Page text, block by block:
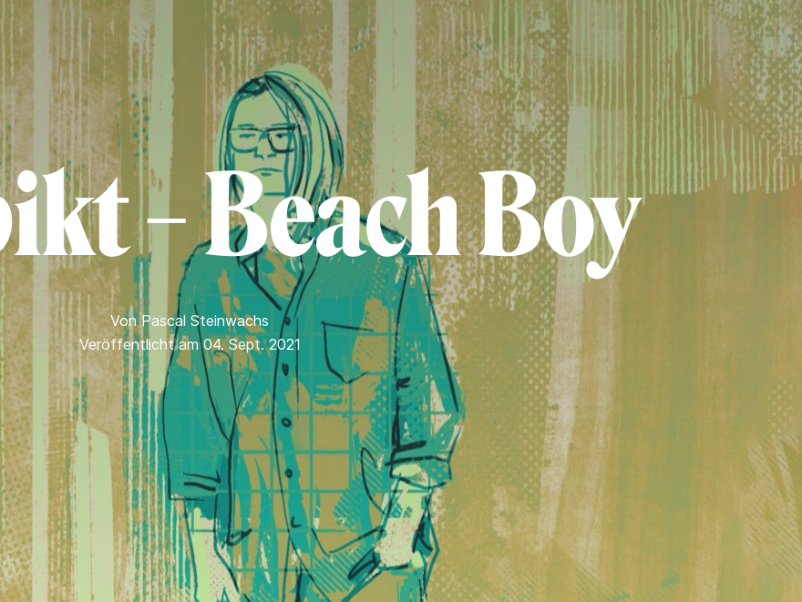
– Beach Boy
VonPascal Steinwachs
Veröffentlicht am 04. Sept. 2021